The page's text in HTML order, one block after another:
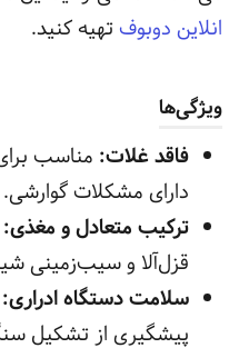
انلاین دوبوف تهیه کنید.
ویژگی‌ها
فاقد غلات: مناسب
دارای مشکلات گوارشی.
ترکیب متعادل و مغذی:
قزل‌آلا و سیب‌زمینی
سلامت دستگاه ادراری:
پیشگیری از تشکیل